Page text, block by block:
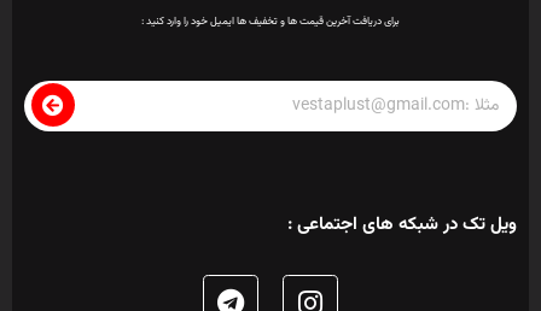
برای دریافت آخرین قیمت ها و تخفیف ها ایمیل خود را وارد کنید :
ویل تک در شبکه های اجتماعی :